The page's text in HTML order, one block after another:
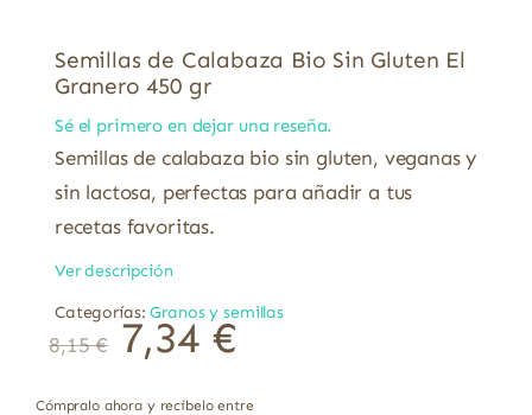
Semillas de Calabaza Bio Sin Gluten El
Granero 450 gr
Sé el primero en dejar una reseña.
Semillas de calabaza bio sin gluten, veganas y
sin lactosa, perfectas para añadir a tus
recetas favoritas.
Ver descripción
Categorías:Granos y semillas
8,15€ 7,34€
Cómpralo ahora y recíbelo entre